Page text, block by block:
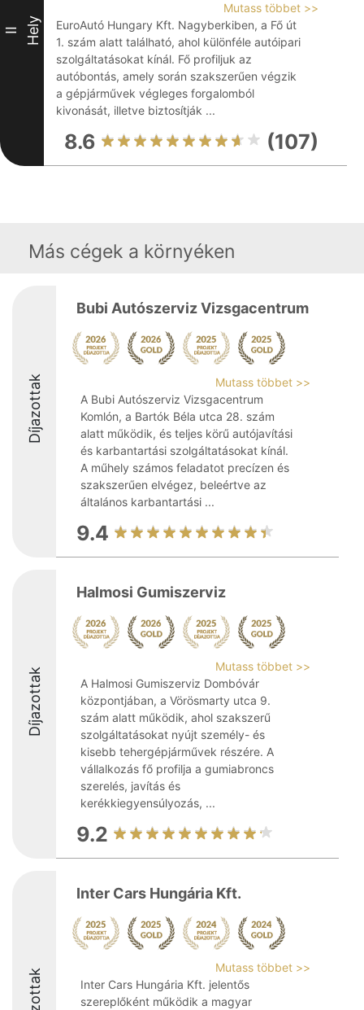
II Hely
Mutass többet >>
EuroAutó Hungary Kft. Nagyberkiben, a Fő út
1. szám alatt található, ahol különféle autóipari
szolgáltatásokat kínál. Fő profiljuk az
autóbontás, amely során szakszerűen végzik
a gépjárművek végleges forgalomból
kivonását, illetve biztosítják ...
8.6 (107)
Más cégek a környéken
Díjazottak
Bubi Autószerviz Vizsgacentrum
Mutass többet >>
A Bubi Autószerviz Vizsgacentrum
Komlón, a Bartók Béla utca 28. szám
alatt működik, és teljes körű autójavítási
és karbantartási szolgáltatásokat kínál.
A műhely számos feladatot precízen és
szakszerűen elvégez, beleértve az
általános karbantartási ...
9.4
Díjazottak
Halmosi Gumiszerviz
Mutass többet >>
A Halmosi Gumiszerviz Dombóvár
központjában, a Vörösmarty utca 9.
szám alatt működik, ahol szakszerű
szolgáltatásokat nyújt személy- és
kisebb tehergépjárművek részére. A
vállalkozás fő profilja a gumiabroncs
szerelés, javítás és
kerékkiegyensúlyozás, ...
9.2
Inter Cars Hungária Kft.
Mutass többet >>
Inter Cars Hungária Kft. jelentős
szereplőként működik a magyar